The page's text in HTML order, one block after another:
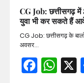
CG Job: छत्तीसगढ़ में
युवा भी कर सकते हैं
CG Job: छत्तीसगढ़ के
अवसर…